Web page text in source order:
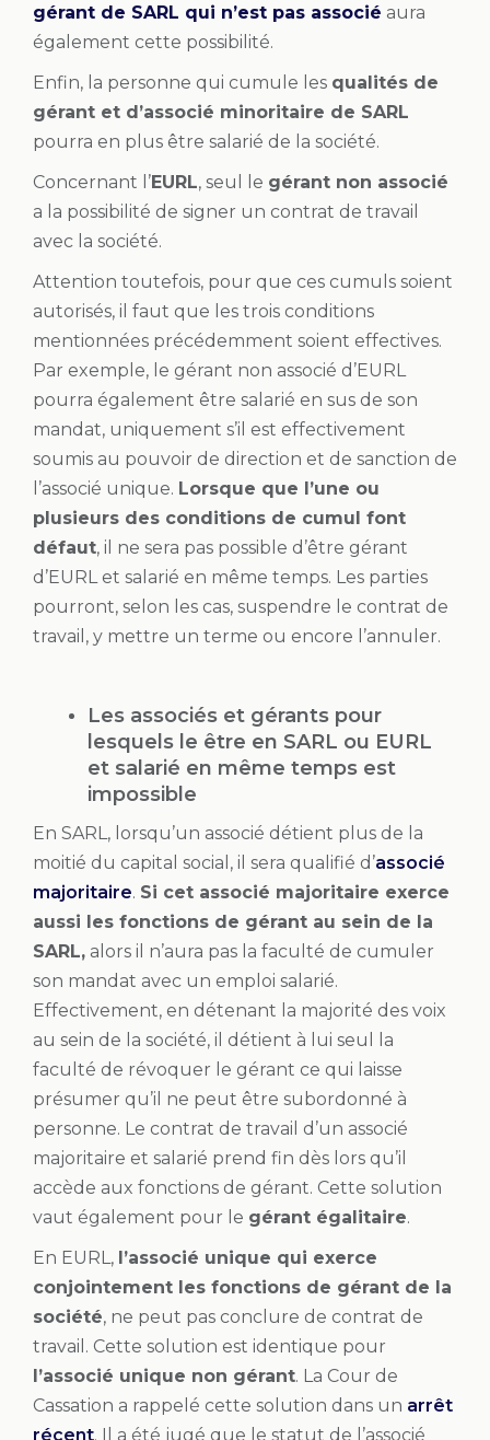
gérant de SARL qui n’est pas associé aura
également cette possibilité.
Enfin, la personne qui cumule les qualités de
gérant et d’associé minoritaire de SARL
pourra en plus être salarié de la société.
Concernant l’EURL, seul le gérant non associé
a la possibilité de signer un contrat de travail
avec la société.
Attention toutefois, pour que ces cumuls soient
autorisés, il faut que les trois conditions
mentionnées précédemment soient effectives.
Par exemple, le gérant non associé d’EURL
pourra également être salarié en sus de son
mandat, uniquement s’il est effectivement
soumis au pouvoir de direction et de sanction de
l’associé unique. Lorsque que l’une ou
plusieurs des conditions de cumul font
défaut, il ne sera pas possible d’être gérant
d’EURL et salarié en même temps. Les parties
pourront, selon les cas, suspendre le contrat de
travail, y mettre un terme ou encore l’annuler.
Les associés et gérants pour
lesquels le être en SARL ou EURL
et salarié en même temps est
impossible
En SARL, lorsqu’un associé détient plus de la
moitié du capital social, il sera qualifié d’associé
majoritaire. Si cet associé majoritaire exerce
aussi les fonctions de gérant au sein de la
SARL, alors il n’aura pas la faculté de cumuler
son mandat avec un emploi salarié.
Effectivement, en détenant la majorité des voix
au sein de la société, il détient à lui seul la
faculté de révoquer le gérant ce qui laisse
présumer qu’il ne peut être subordonné à
personne. Le contrat de travail d’un associé
majoritaire et salarié prend fin dès lors qu’il
accède aux fonctions de gérant. Cette solution
vaut également pour le gérant égalitaire.
En EURL, l’associé unique qui exerce
conjointement les fonctions de gérant de la
société, ne peut pas conclure de contrat de
travail. Cette solution est identique pour
l’associé unique non gérant. La Cour de
Cassation a rappelé cette solution dans un arrêt
récent. Il a été jugé que le statut de l’associé